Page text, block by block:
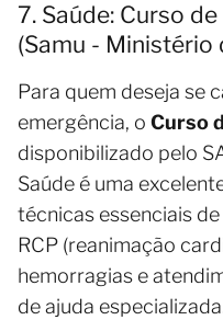
7. Saúde: Curso
(Samu - Ministério
Para quem deseja se
emergência, o Curso
disponibilizado pelo
Saúde é uma
técnicas essenciais
RCP (reanimação
hemorragias e
de ajuda